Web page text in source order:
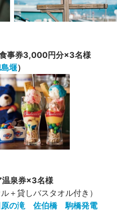
事券3,000円分×3名様
堰）
泉券×3名様
＋貸しバスタオル付き）
原の滝 佐伯橋
駒橋発電